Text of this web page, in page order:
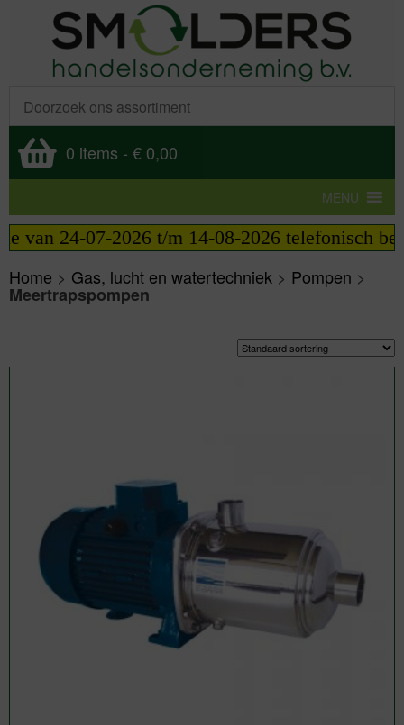
0 items - € 0,00
MENU
07-2026 t/m 14-08-2026 telefonisch
Home > Gas, lucht en watertechniek > Pompen >
Meertrapspompen